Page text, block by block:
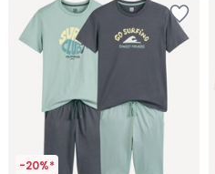
-20%*